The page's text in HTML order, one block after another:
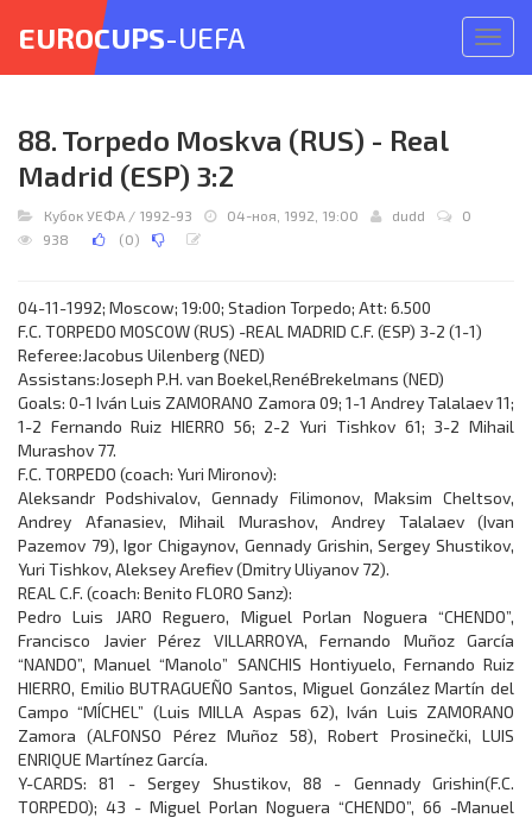
меню
EUROCUPS-UEFA
88. Torpedo Moskva (RUS) - Real
Madrid (ESP) 3:2
Кубок УЕФА / 1992-93 04-ноя, 1992, 19:00 dudd
0
938
(0)
04-11-1992; Moscow; 19:00; Stadion Torpedo; Att: 6.500
F.C. TORPEDO MOSCOW (RUS) -REAL MADRID C.F. (ESP) 3-2 (1-1)
Referee:Jacobus Uilenberg (NED)
Assistans:Joseph P.H. van Boekel,RenéBrekelmans (NED)
Goals: 0-1 Iván Luis ZAMORANO Zamora 09; 1-1 Andrey Talalaev 11;
1-2 Fernando Ruiz HIERRO 56; 2-2 Yuri Tishkov 61; 3-2 Mihail
Murashov 77.
F.C. TORPEDO (coach: Yuri Mironov):
Aleksandr Podshivalov, Gennady Filimonov, Maksim Cheltsov,
Andrey Afanasiev, Mihail Murashov, Andrey Talalaev (Ivan
Pazemov 79), Igor Chigaynov, Gennady Grishin, Sergey Shustikov,
Yuri Tishkov, Aleksey Arefiev (Dmitry Uliyanov 72).
REAL C.F. (coach: Benito FLORO Sanz):
Pedro Luis JARO Reguero, Miguel Porlan Noguera “CHENDO”,
Francisco Javier Pérez VILLARROYA, Fernando Muñoz García
“NANDO”, Manuel “Manolo” SANCHIS Hontiyuelo, Fernando Ruiz
HIERRO, Emilio BUTRAGUEÑO Santos, Miguel González Martín del
Campo “MÍCHEL” (Luis MILLA Aspas 62), Iván Luis ZAMORANO
Zamora (ALFONSO Pérez Muñoz 58), Robert Prosinečki, LUIS
ENRIQUE Martínez García.
Y-CARDS: 81 - Sergey Shustikov, 88 - Gennady Grishin(F.C.
TORPEDO); 43 - Miguel Porlan Noguera “CHENDO”, 66 -Manuel